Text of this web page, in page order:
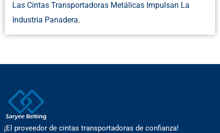
Las Cintas Transportadoras Metálicas Impulsan La
Industria Panadera.
¡El proveedor de cintas transportadoras de confianza!